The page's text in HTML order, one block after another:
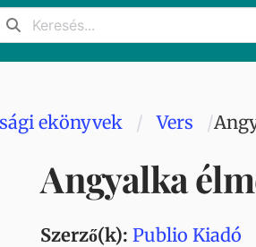
ekönyvek Vers
Angyalka
Szerző(k): Publio Kiadó